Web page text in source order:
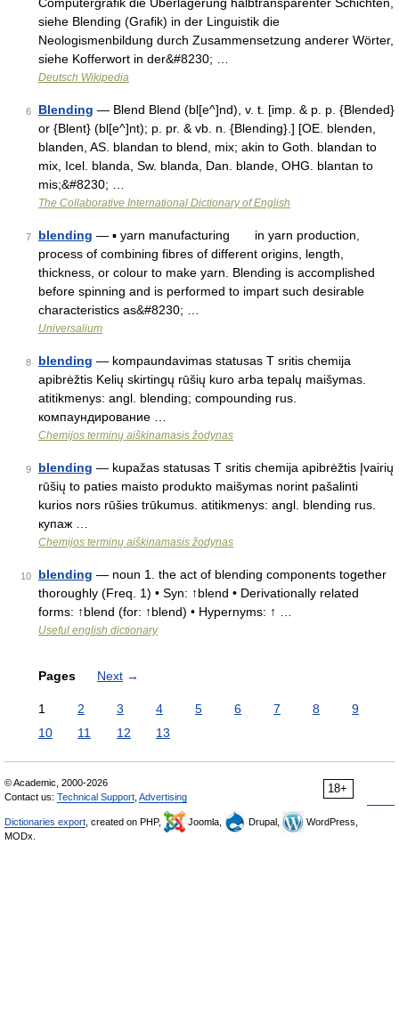
siehe Blending (Grafik) in der Linguistik die
Neologismenbildung durch Zusammensetzung anderer Wörter,
siehe Kofferwort in der&#8230; …
Deutsch Wikipedia
6 Blending — Blend Blend (bl[e^]nd), v. t. [imp. & p. p. {Blended}
or {Blent} (bl[e^]nt); p. pr. & vb. n. {Blending}.] [OE. blenden,
blanden, AS. blandan to blend, mix; akin to Goth. blandan to
mix, Icel. blanda, Sw. blanda, Dan. blande, OHG. blantan to
mis;&#8230; …
The Collaborative International Dictionary of English
7 blending — ▪ yarn manufacturing in yarn production,
process of combining fibres of different origins, length,
thickness, or colour to make yarn. Blending is accomplished
before spinning and is performed to impart such desirable
characteristics as&#8230; …
Universalium
8 blending — kompaundavimas statusas T sritis chemija
apibrėžtis Kelių skirtingų rūšių kuro arba tepalų maišymas.
atitikmenys: angl. blending; compounding rus.
компаундирование …
Chemijos terminų aiškinamasis žodynas
9 blending — kupažas statusas T sritis chemija apibrėžtis Įvairių
rūšių to paties maisto produkto maišymas norint pašalinti
kurios nors rūšies trūkumus. atitikmenys: angl. blending rus.
купаж …
Chemijos terminų aiškinamasis žodynas
10 blending — noun 1. the act of blending components together
thoroughly (Freq. 1) • Syn: ↑blend • Derivationally related
forms: ↑blend (for: ↑blend) • Hypernyms: ↑ …
Useful english dictionary
Pages Next →
1 2 3 4 5 6 7 8
9
10
11 12 13
18+
© Academic, 2000-2026
Contact us: Technical Support Advertising
Dictionaries export , created on PHP, Joomla, Drupal,
WordPress,
MODx.